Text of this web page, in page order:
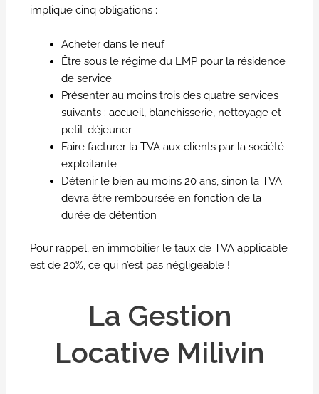
implique cinq obligations :
Acheter dans le neuf
Être sous le régime du LMP pour la résidence
de service
Présenter au moins trois des quatre services
suivants : accueil, blanchisserie, nettoyage et
petit-déjeuner
Faire facturer la TVA aux clients par la société
exploitante
Détenir le bien au moins 20 ans, sinon la TVA
devra être remboursée en fonction de la
durée de détention
Pour rappel, en immobilier le taux de TVA applicable
est de 20%, ce qui n’est pas négligeable !
La Gestion
Locative Milivin